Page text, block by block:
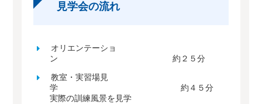
見学会の流れ
オリエンテーショ
ン 約２５分
教室・実習場見
学 約４５分
実際の訓練風景を見学